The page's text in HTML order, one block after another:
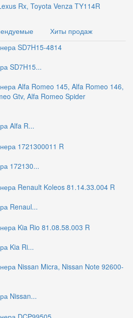
Rx, Toyota Venza TY114R
Хиты продаж
SD7H15...
Alfa R...
172130...
Renaul...
Kia Ri...
Nissan...